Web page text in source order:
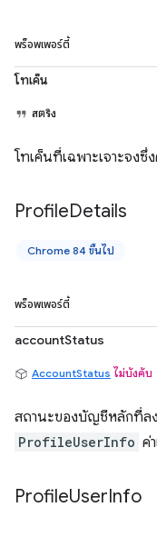
พร็อพเพอร์ตี้
โทเค็น
สตริง
โทเค็นที่เฉพาะเจาะจงซึ่
ProfileDetails
Chrome 84 ขึ้นไป
พร็อพเพอร์ตี้
accountStatus
AccountStatus ไม่บังคับ
สถานะของบัญชีหลักที่ลง
ProfileUserInfo ค่
ProfileUserInfo